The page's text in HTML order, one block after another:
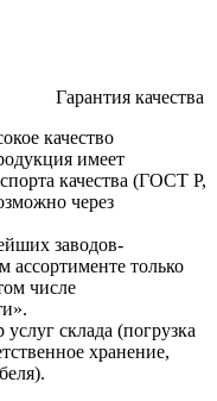
Гарантия качества
качество
имеет
качества (ГОСТ Р,
через
заводов-
ассортименте только
числе
склада (погрузка
хранение,